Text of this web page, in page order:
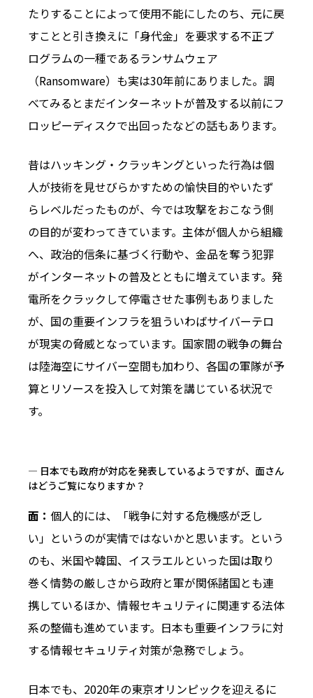
たりすることによって使用不能にしたのち、元に戻
すことと引き換えに「身代金」を要求する不正プ
ログラムの一種であるランサムウェア
（Ransomware）も実は30年前にありました。調
べてみるとまだインターネットが普及する以前にフ
ロッピーディスクで出回ったなどの話もあります。
昔はハッキング・クラッキングといった行為は個
人が技術を見せびらかすための愉快目的やいたず
らレベルだったものが、今では攻撃をおこなう側
の目的が変わってきています。主体が個人から組織
へ、政治的信条に基づく行動や、金品を奪う犯罪
がインターネットの普及とともに増えています。発
電所をクラックして停電させた事例もありました
が、国の重要インフラを狙ういわばサイバーテロ
が現実の脅威となっています。国家間の戦争の舞台
は陸海空にサイバー空間も加わり、各国の軍隊が予
算とリソースを投入して対策を講じている状況で
す。
― 日本でも政府が対応を発表しているようですが、面さん
はどうご覧になりますか？
面： 個人的には、「戦争に対する危機感が乏し
い」というのが実情ではないかと思います。という
のも、米国や韓国、イスラエルといった国は取り
巻く情勢の厳しさから政府と軍が関係諸国とも連
携しているほか、情報セキュリティに関連する法体
系の整備も進めています。日本も重要インフラに対
する情報セキュリティ対策が急務でしょう。
日本でも、2020年の東京オリンピックを迎えるに